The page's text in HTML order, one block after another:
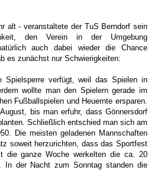
alt - veranstaltete der TuS Berndorf sein
den Verein in der Umgebung
auch dabei wieder die Chance
es zunächst nur Schwierigkeiten:
Spielsperre verfügt, weil das Spielen in
wollte man den Spielern gerade im
Fußballspielen und Heuernte ersparen.
bis man erfuhr, dass Gönnersdorf
Schließlich entschied man sich am
Die meisten geladenen Mannschaften
soweit herzurichten, dass das Sportfest
die ganze Woche werkelten die ca. 20
In der Nacht zum Sonntag standen die